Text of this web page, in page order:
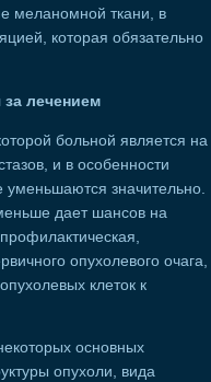
меланомной ткани, в
которая обязательно
лечением
больной является на
и в особенности
значительно.
дает шансов на
опухолевого очага,
клеток к
основных
опухоли, вида